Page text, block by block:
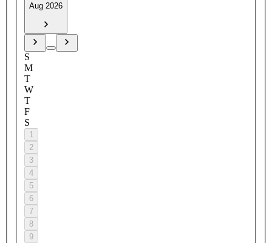
Aug 2026
S
M
T
W
T
F
S
1
2
3
4
5
6
7
8
9